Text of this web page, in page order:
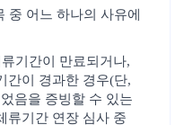
중 어느 하나의 사유에
기간이 만료되거나,
간이 경과한 경우(단,
음을 증빙할 수 있는
류기간 연장 심사 중